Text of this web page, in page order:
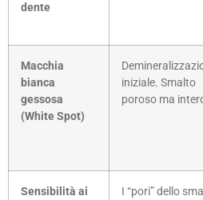
dente
Macchia
bianca
gessosa
(White Spot)
iniziale. Smalto
poroso ma
Sensibilità ai
I “pori” dello